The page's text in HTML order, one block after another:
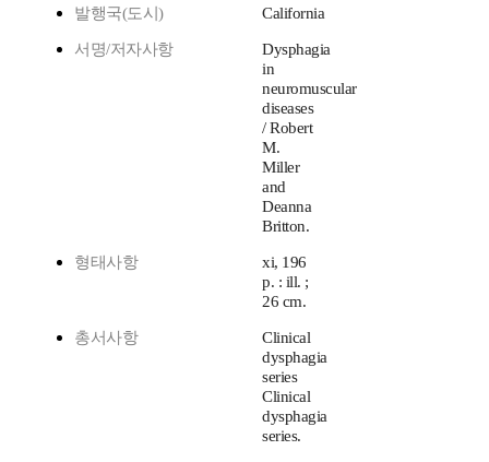
발행국(도시) California
서명/저자사항
Dysphagia
in
neuromuscular
diseases
/ Robert
M.
Miller
and
Deanna
Britton.
형태사항
xi, 196
p. : ill. ;
26 cm.
총서사항
Clinical
dysphagia
series
Clinical
dysphagia
series.